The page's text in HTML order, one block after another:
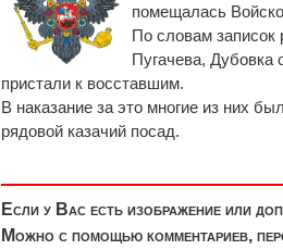
помещалась
По словам записок
Пугачева, Дубовка
пристали к восставшим.
В наказание за это многие из них
рядовой казачий посад.
Если у Вас есть изображение или
Можно с помощью комментариев,